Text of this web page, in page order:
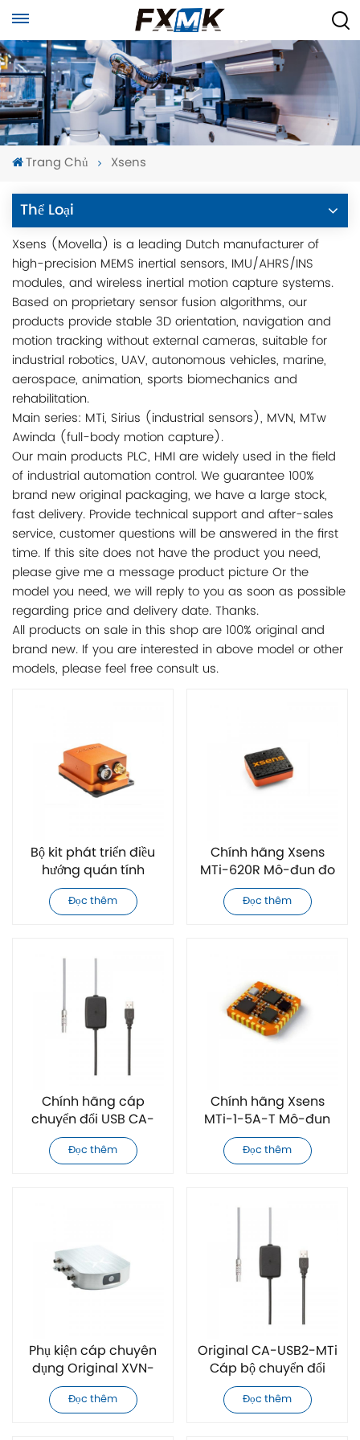
Trang Chủ Xsens
Thể Loại
Xsens (Movella) is a leading Dutch manufacturer of
high-precision MEMS inertial sensors, IMU/AHRS/INS
modules, and wireless inertial motion capture systems.
Based on proprietary sensor fusion algorithms, our
products provide stable 3D orientation, navigation and
motion tracking without external cameras, suitable for
industrial robotics, UAV, autonomous vehicles, marine,
aerospace, animation, sports biomechanics and
rehabilitation.
Main series: MTi, Sirius (industrial sensors), MVN, MTw
Awinda (full-body motion capture).
Our main products PLC, HMI are widely used in the field
of industrial automation control. We guarantee 100%
brand new original packaging, we have a large stock,
fast delivery. Provide technical support and after-sales
service, customer questions will be answered in the first
time. If this site does not have the product you need,
please give me a message product picture Or the
model you need, we will reply to you as soon as possible
regarding price and delivery date. Thanks.
All products on sale in this shop are 100% original and
brand new. If you are interested in above model or other
models, please feel free consult us.
Bộ kit phát triển điều
hướng quán tính
GNSS/INS Xsens MTi-
G-710-2A8G4-DK
Đọc thêm
Chính hãng Xsens
MTi-620R Mô-đun đo
tư thế quán tính AHRS
công nghiệp bền bỉ
Đọc thêm
Chính hãng cáp
chuyển đổi USB CA-
USB4-MTi dành cho
các mô-đun quán
Đọc thêm
Chính hãng Xsens
MTi-1-5A-T Mô-đun
đo tư thế quán tính
VRU công nghiệp mini
Đọc thêm
Phụ kiện cáp chuyên
dụng Original XVN-
090D-1B dành cho
Xsens MTi Series
Đọc thêm
Original CA-USB2-MTi
Cáp bộ chuyển đổi
giao diện USB dành
cho Xsens MTi Series
Đọc thêm